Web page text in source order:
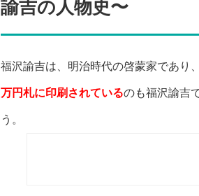
諭吉の人物史〜
福沢諭吉は、明治時代の啓蒙家であり、
万円札に印刷されているのも福沢諭吉
う。